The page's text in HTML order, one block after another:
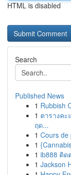
HTML is disabled
Search
Published News
1 Rubbish
1 ตารางค
ฤด...
1 Cours de
1
1 ib888 ติด
1 Jackson